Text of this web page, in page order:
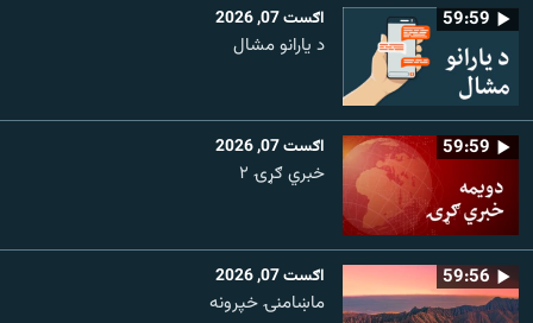
59:59 اګست 07, 2026
د یارانو مشال
59:59 اګست 07, 2026
خبري ګړۍ ۲
59:56 اګست 07, 2026
ماښامنۍ خپرونه